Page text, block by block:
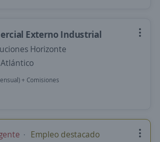
Externo Industrial
Horizonte
+ Comisiones
Empleo destacado